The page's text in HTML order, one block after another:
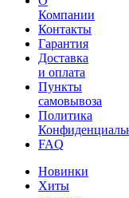
Компании
Контакты
Гарантия
Доставка
и оплата
Пункты
самовывоза
Политика
FAQ
Новинки
Хиты